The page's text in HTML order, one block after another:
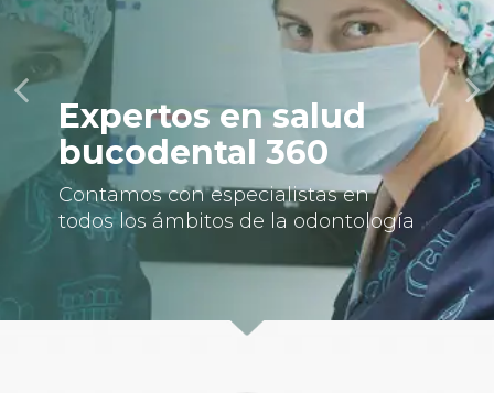
Expertos en salud
bucodental 360
Contamos con especialistas en
todos los ámbitos de la odontología